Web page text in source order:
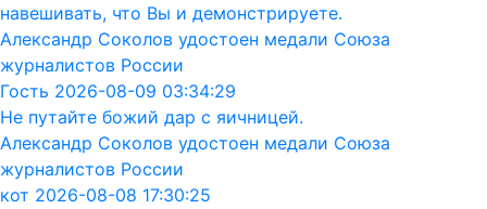
навешивать, что Вы и демонстрируете.
Александр Соколов удостоен медали Союза
журналистов России
Гость 2026-08-09 03:34:29
Не путайте божий дар с яичницей.
Александр Соколов удостоен медали Союза
журналистов России
кот 2026-08-08 17:30:25